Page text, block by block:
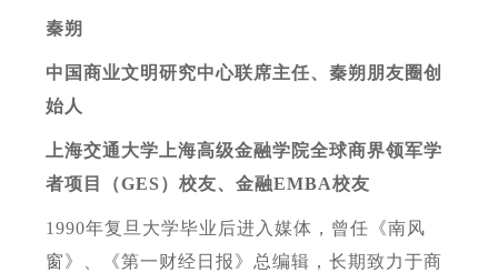
秦朔
中国商业文明研究中心联席主任、秦朔朋友圈创
始人
上海交通大学上海高级金融学院全球商界领军学
者项目（GES）校友、金融EMBA校友
1990年复旦大学毕业后进入媒体，曾任《南风
窗》、《第一财经日报》总编辑，长期致力于商